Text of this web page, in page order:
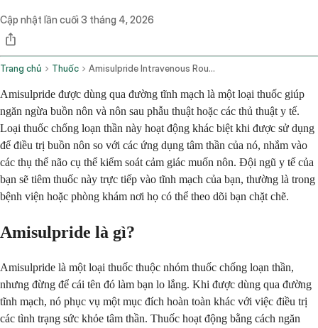
Cập nhật lần cuối 3 tháng 4, 2026
Trang chủ Thuốc Amisulpride Intravenous Route
Amisulpride được dùng qua đường tĩnh mạch là một loại thuốc giúp
ngăn ngừa buồn nôn và nôn sau phẫu thuật hoặc các thủ thuật y tế.
Loại thuốc chống loạn thần này hoạt động khác biệt khi được sử dụng
để điều trị buồn nôn so với các ứng dụng tâm thần của nó, nhắm vào
các thụ thể não cụ thể kiểm soát cảm giác muốn nôn. Đội ngũ y tế của
bạn sẽ tiêm thuốc này trực tiếp vào tĩnh mạch của bạn, thường là trong
bệnh viện hoặc phòng khám nơi họ có thể theo dõi bạn chặt chẽ.
Amisulpride là gì?
Amisulpride là một loại thuốc thuộc nhóm thuốc chống loạn thần,
nhưng đừng để cái tên đó làm bạn lo lắng. Khi được dùng qua đường
tĩnh mạch, nó phục vụ một mục đích hoàn toàn khác với việc điều trị
các tình trạng sức khỏe tâm thần. Thuốc hoạt động bằng cách ngăn